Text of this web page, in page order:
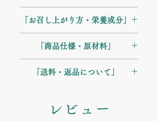
【吸収率にこだわった黄金比率】 鉄
分は単体では吸収されにくい栄養素で
宮古島産 鉄強化スピルリナ: 消化吸収
率95%のスーパーフード
アセロラ: レモンの約34倍のビタミン
C
くこと」まで計算された実力派サプリ
ク質、ビタミン、ミネラルをバランス
よく含む、未来の食糧としても注目の
素材です。
すべて含んでいます。
ソウの70倍！さらに鉄、カルシウム、
亜鉛などのミネラルも豊富です。
「お召し上がり方・栄養成分」
して、1日5粒を目安に水またはぬるま
湯と一緒にお召し上がりください。
※本品5粒で、栄養素等表示基準値の
鉄: 53.3mg（強化配合）
「商品仕様・原材料」
【原材料名】 大麦若葉末（国内製
素、葉酸
【内容量】 30g（約150粒）
「送料・返品について」
★商品代金合計が税込10,000円以上の
レビュー